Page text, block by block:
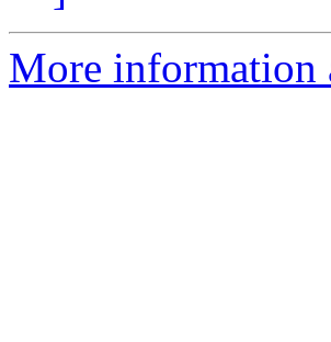
More information